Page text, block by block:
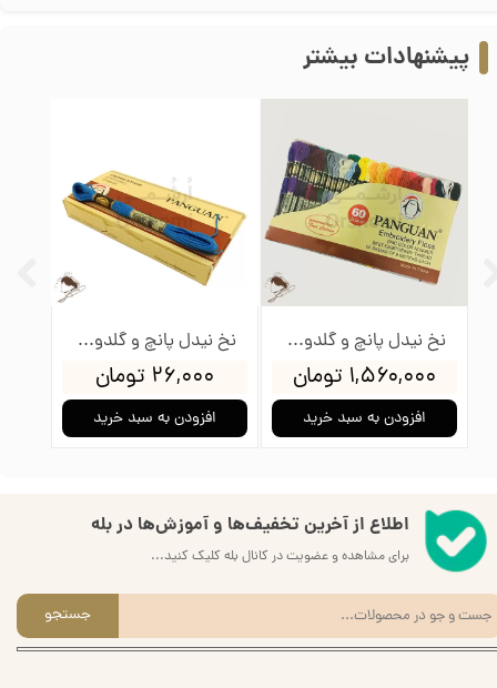
۱,۵۶۰,۰۰۰ تومان
افزودن به سبد خرید
مغزی خودکار حرارتی پارچه رنگ آبی مناسب نیدل پانچ و گلدوزی
۲۰,۰۰۰ تومان
افزودن به سبد خرید
بوبین نخ گلدوزی و نیدل پانچ طرح گل
پیشنهادات بیشتر
اطلاع از آخرین تخفیف‌ها و آموزش‌ها در بله
برای مشاهده و عضویت در کانال بله کلیک کنید...
جستجو